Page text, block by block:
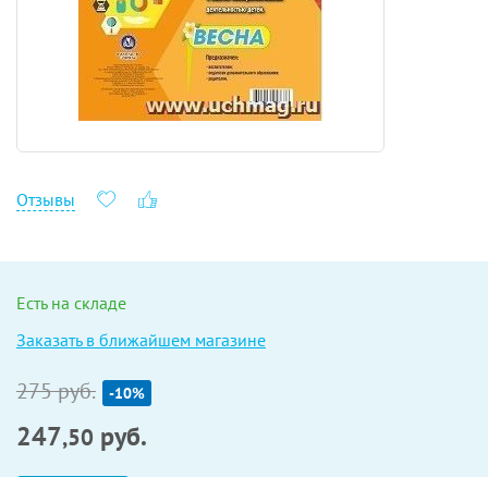
Отзывы
Есть на складе
Заказать в ближайшем магазине
275 руб. -10%
247,50 руб.